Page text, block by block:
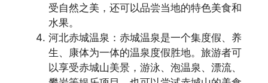
受自然之美，还可以品尝当地的特色美食和
水果。
河北赤城温泉：赤城温泉是一个集度假、养
生、康体为一体的温泉度假胜地。旅游者可
以享受赤城山美景，游泳、泡温泉、漂流、